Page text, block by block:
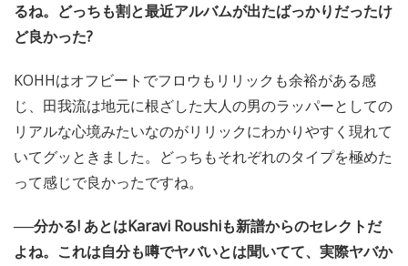
るね。どっちも割と最近アルバムが出たばっかりだったけ
ど良かった?
KOHHはオフビートでフロウもリリックも余裕がある感
じ、田我流は地元に根ざした大人の男のラッパーとしての
リアルな心境みたいなのがリリックにわかりやすく現れて
いてグッときました。どっちもそれぞれのタイプを極めた
って感じで良かったですね。
──分かる! あとはKaravi Roushiも新譜からのセレクトだ
よね。これは自分も噂でヤバいとは聞いてて、実際ヤバか